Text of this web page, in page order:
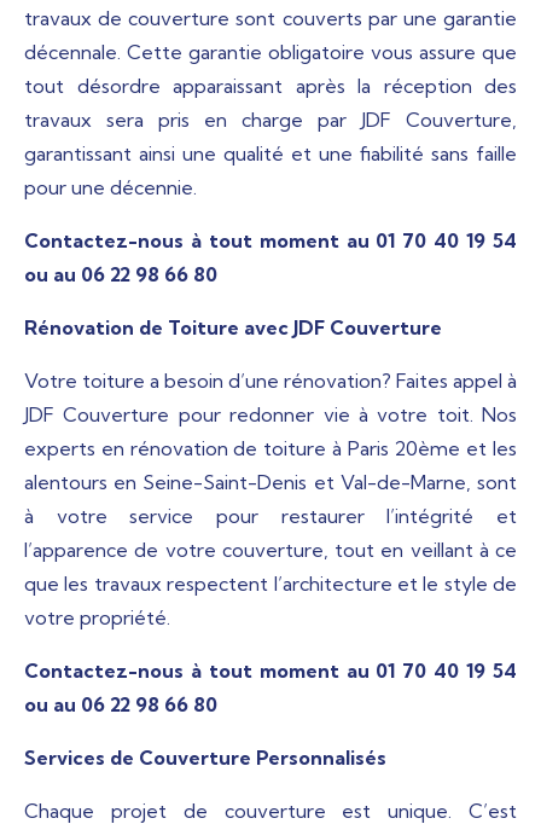
travaux de couverture sont couverts par une garantie
décennale. Cette garantie obligatoire vous assure que
tout désordre apparaissant après la réception des
travaux sera pris en charge par JDF Couverture,
garantissant ainsi une qualité et une fiabilité sans faille
pour une décennie.
Contactez-nous à tout moment au 01 70 40 19 54
ou au 06 22 98 66 80
Rénovation de Toiture avec JDF Couverture
Votre toiture a besoin d’une rénovation? Faites appel à
JDF Couverture pour redonner vie à votre toit. Nos
experts en rénovation de toiture à Paris 20ème et les
alentours en Seine-Saint-Denis et Val-de-Marne, sont
à votre service pour restaurer l’intégrité et
l’apparence de votre couverture, tout en veillant à ce
que les travaux respectent l’architecture et le style de
votre propriété.
Contactez-nous à tout moment au 01 70 40 19 54
ou au 06 22 98 66 80
Services de Couverture Personnalisés
Chaque projet de couverture est unique. C’est